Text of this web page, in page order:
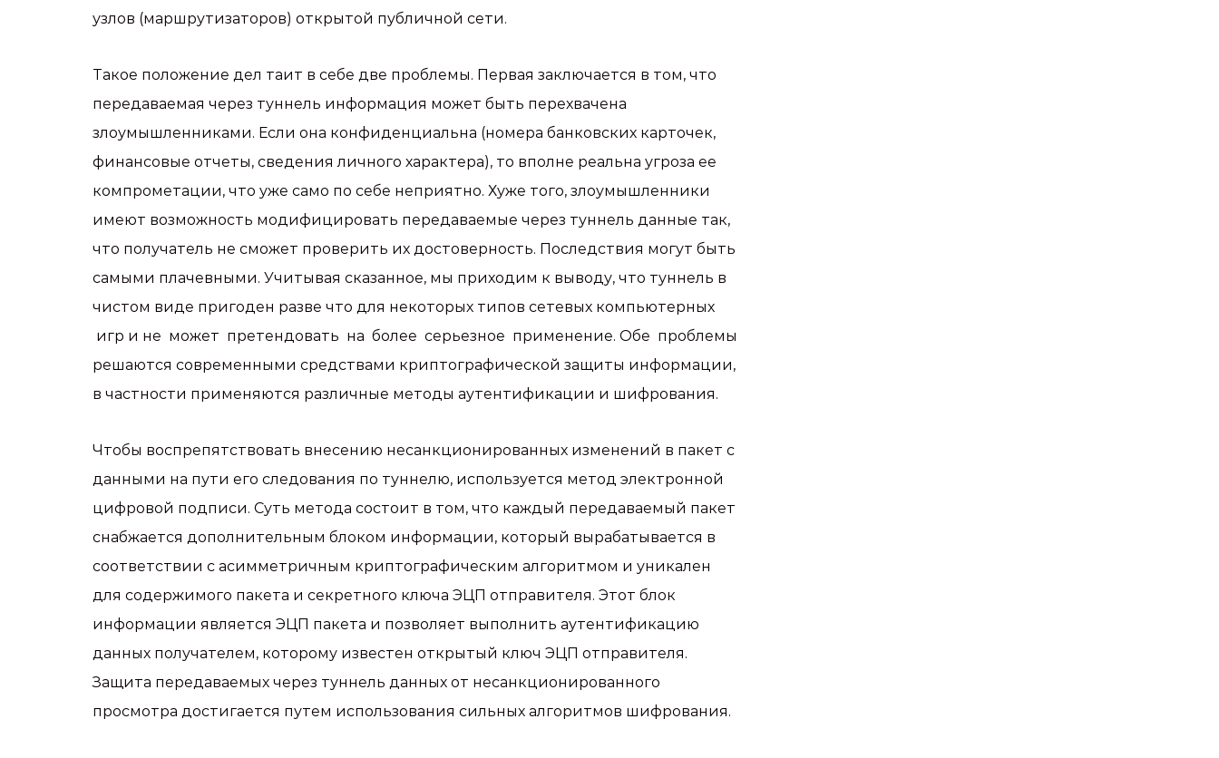
узлов (маршрутизаторов) открытой публичной сети.
Такое положение дел таит в себе две проблемы. Первая заключается в том, что
передаваемая через туннель информация может быть перехвачена
злоумышленниками. Если она конфиденциальна (номера банковских карточек,
финансовые отчеты, сведения личного характера), то вполне реальна угроза ее
компрометации, что уже само по себе неприятно. Хуже того, злоумышленники
имеют возможность модифицировать передаваемые через туннель данные так,
что получатель не сможет проверить их достоверность. Последствия могут быть
самыми плачевными. Учитывая сказанное, мы приходим к выводу, что туннель в
чистом виде пригоден разве что для некоторых типов сетевых компьютерных
игр и не может претендовать на более серьезное применение. Обе проблемы
решаются современными средствами криптографической защиты информации,
в частности применяются различные методы аутентификации и шифрования.
Чтобы воспрепятствовать внесению несанкционированных изменений в пакет с
данными на пути его следования по туннелю, используется метод электронной
цифровой подписи. Суть метода состоит в том, что каждый передаваемый пакет
снабжается дополнительным блоком информации, который вырабатывается в
соответствии с асимметричным криптографическим алгоритмом и уникален
для содержимого пакета и секретного ключа ЭЦП отправителя. Этот блок
информации является ЭЦП пакета и позволяет выполнить аутентификацию
данных получателем, которому известен открытый ключ ЭЦП отправителя.
Защита передаваемых через туннель данных от несанкционированного
просмотра достигается путем использования сильных алгоритмов шифрования.